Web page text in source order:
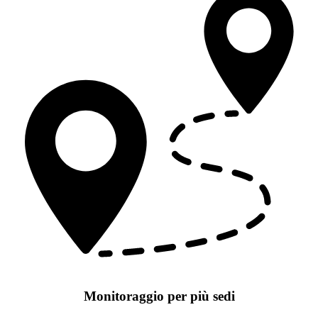
Monitoraggio per più sedi